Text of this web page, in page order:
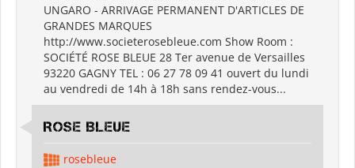
UNGARO - ARRIVAGE PERMANENT D'ARTICLES DE
GRANDES MARQUES
http://www.societerosebleue.com Show Room :
SOCIÉTÉ ROSE BLEUE 28 Ter avenue de Versailles
93220 GAGNY TEL : 06 27 78 09 41 ouvert du lundi
au vendredi de 14h à 18h sans rendez-vous...
ROSE BLEUE
rosebleue